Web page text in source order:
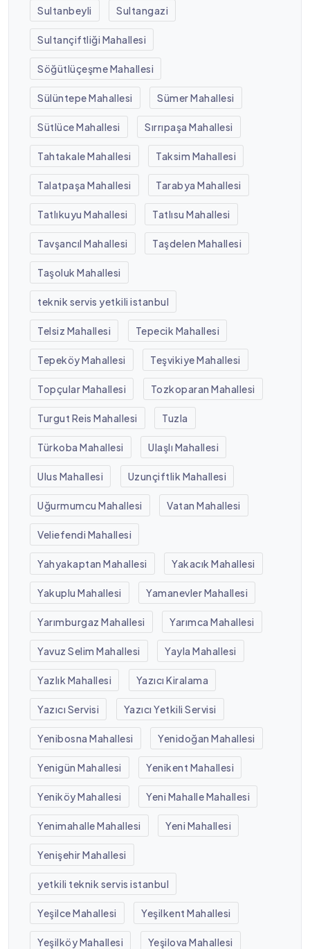
Sultanbeyli Sultangazi
Sultançiftliği Mahallesi
Söğütlüçeşme Mahallesi
Sülüntepe Mahallesi Sümer Mahallesi
Sütlüce Mahallesi Sırrıpaşa Mahallesi
Tahtakale Mahallesi Taksim Mahallesi
Talatpaşa Mahallesi Tarabya Mahallesi
Tatlıkuyu Mahallesi Tatlısu Mahallesi
Tavşancıl Mahallesi Taşdelen Mahallesi
Taşoluk Mahallesi
teknik servis yetkili istanbul
Telsiz Mahallesi Tepecik Mahallesi
Tepeköy Mahallesi Teşvikiye Mahallesi
Topçular Mahallesi Tozkoparan Mahallesi
Turgut Reis Mahallesi Tuzla
Türkoba Mahallesi Ulaşlı Mahallesi
Ulus Mahallesi Uzunçiftlik Mahallesi
Uğurmumcu Mahallesi Vatan Mahallesi
Veliefendi Mahallesi
Yahyakaptan Mahallesi Yakacık Mahallesi
Yakuplu Mahallesi Yamanevler Mahallesi
Yarımburgaz Mahallesi Yarımca Mahallesi
Yavuz Selim Mahallesi Yayla Mahallesi
Yazlık Mahallesi Yazıcı Kiralama
Yazıcı Servisi Yazıcı Yetkili Servisi
Yenibosna Mahallesi Yenidoğan Mahallesi
Yenigün Mahallesi Yenikent Mahallesi
Yeniköy Mahallesi Yeni Mahalle Mahallesi
Yenimahalle Mahallesi Yeni Mahallesi
Yenişehir Mahallesi
yetkili teknik servis istanbul
Yeşilce Mahallesi Yeşilkent Mahallesi
Yeşilköy Mahallesi Yeşilova Mahallesi